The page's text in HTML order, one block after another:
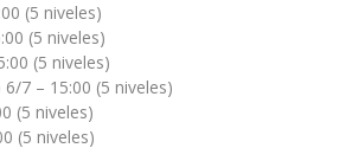
(5 niveles)
(5 niveles)
(5 niveles)
7 – 15:00 (5 niveles)
(5 niveles)
(5 niveles)